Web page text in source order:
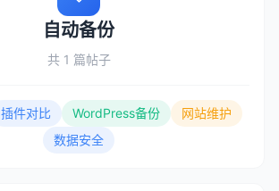
自动备份
共 1 篇帖子
插件对比 WordPress备份
网站维护
数据安全